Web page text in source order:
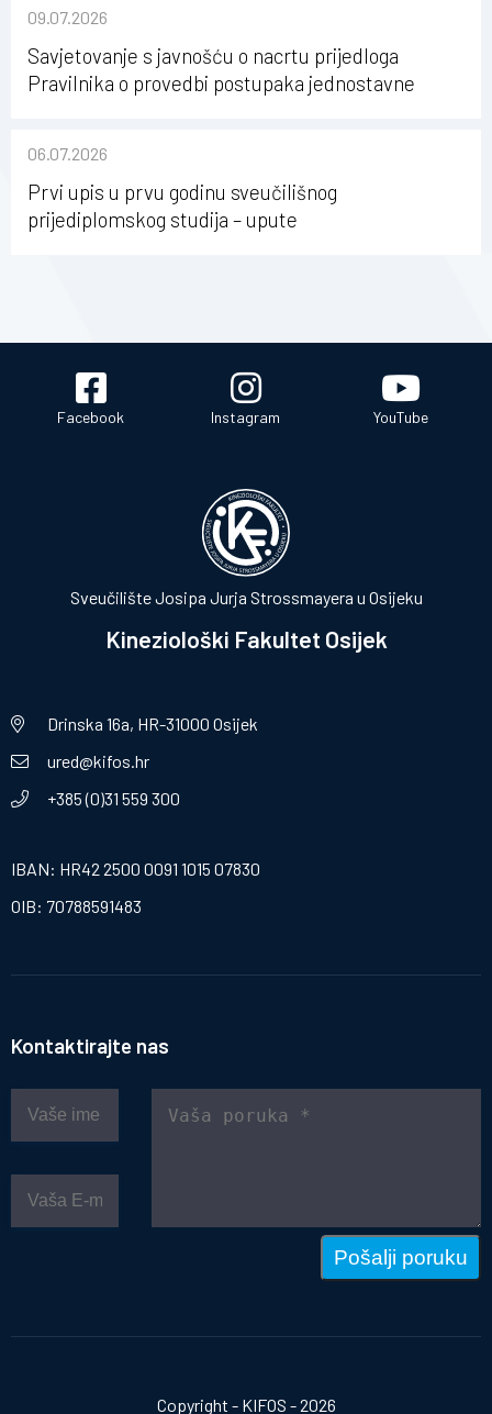
09.07.2026
Savjetovanje s javnošću o nacrtu prijedloga
Pravilnika o provedbi postupaka jednostavne
Osijeku
06.07.2026
Prvi upis u prvu godinu sveučilišnog
prijediplomskog studija – upute
Facebook Instagram YouTube
Sveučilište Josipa Jurja Strossmayera u Osijeku
Kineziološki Fakultet Osijek
Drinska 16a, HR-31000 Osijek
ured@kifos.hr
+385 (0)31 559 300
IBAN: HR42 2500 0091 1015 07830
OIB: 70788591483
Kontaktirajte nas
Pošalji poruku
Copyright - KIFOS - 2026